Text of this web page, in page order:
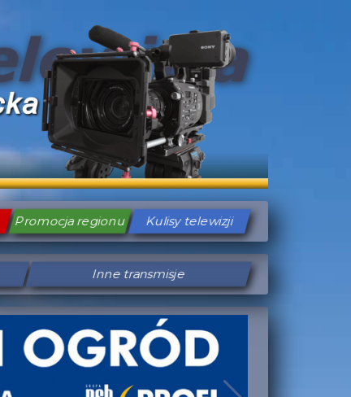
Promocja regionu Kulisy telewizji
Inne transmisje